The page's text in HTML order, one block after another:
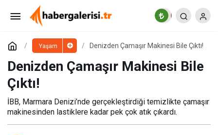
Yaşam Denizden Çamaşır Makinesi Bile Çıktı!
Denizden Çamaşır Makinesi Bile
Çıktı!
İBB, Marmara Denizi’nde gerçekleştirdiği temizlikte çamaşır
makinesinden lastiklere kadar pek çok atık çıkardı.
Kuralsız Sokaklar Irak, Rusya ve Bolivya’yı
Ekrana Taşıyor!
Yorum Yap